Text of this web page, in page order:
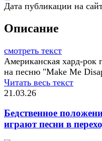
Дата публикации на
Описание
смотреть текст
Американская хард-рок
на песню "Make Me
Читать весь текст
21.03.26
Бедственное
играют песни в